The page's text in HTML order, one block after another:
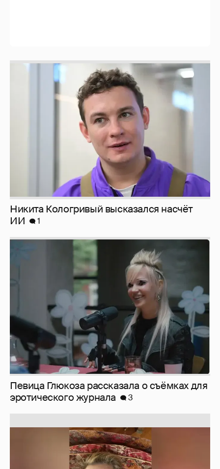
Никита Кологривый высказался насчёт
Певица Глюкоза рассказала о съёмках для
эротического журнала
3
Юлия Высоцкая выложила селфи без